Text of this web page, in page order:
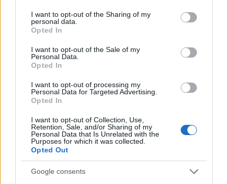
I want to opt-out of the Sharing of my
personal data.
Opted In
I want to opt-out of the Sale of my
Personal Data.
Opted In
I want to opt-out of processing my
Personal Data for Targeted Advertising.
Opted In
I want to opt-out of Collection, Use,
Retention, Sale, and/or Sharing of my
Personal Data that Is Unrelated with the
Purposes for which it was collected.
Opted Out
Google consents
riconosciuto lo status di persona.
è altro che un movimento basato sull’odio per
l’uomo, la vita, la maternità, il cristianesimo, il
mondo occidentale e soprattutto per le donne
stesse: possono conquistare il diritto ad
amputarsi della propria sessualità. Una sessualità
incentrata sulla maternità, ora diventata una
sessualità usa e getta: propria del peggior genere
di uomo che rivendica il diritto a rifiutare il figlio
che ha generato. La natura dichiara chiaramente
che i maschi vogliono le femmine e le femmine i